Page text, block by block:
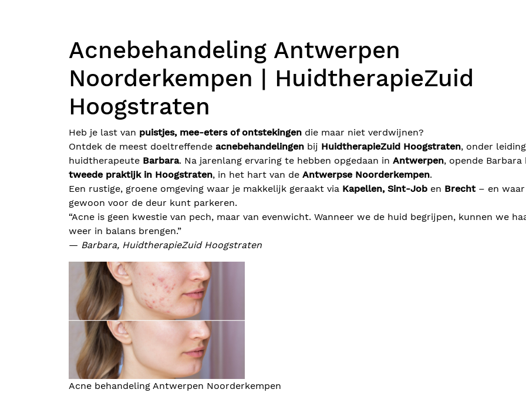
Acnebehandeling Antwerpen
Noorderkempen | HuidtherapieZuid
Hoogstraten
Heb je last van puistjes, mee-eters of ontstekingen die maar niet verdwijnen?
Ontdek de meest doeltreffende acnebehandelingen bij HuidtherapieZuid Hoogstraten, onder
huidtherapeute Barbara. Na jarenlang ervaring te hebben opgedaan in Antwerpen, opende Barbara
tweede praktijk in Hoogstraten, in het hart van de Antwerpse Noorderkempen.
Een rustige, groene omgeving waar je makkelijk geraakt via Kapellen, Sint-Job en Brecht– en waar
gewoon voor de deur kunt parkeren.
“Acne is geen kwestie van pech, maar van evenwicht. Wanneer we de huid begrijpen, kunnen we
weer in balans brengen.”
— Barbara, HuidtherapieZuid Hoogstraten
Acne behandeling Antwerpen Noorderkempen